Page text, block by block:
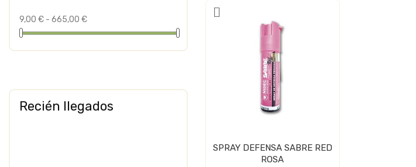
9,00 € - 665,00 €
Recién llegados
SPRAY DEFENSA SABRE RED
ROSA